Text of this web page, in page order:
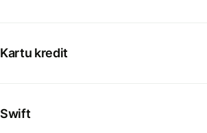
Kartu kredit
Swift